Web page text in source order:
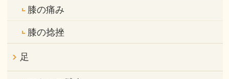
膝の痛み
膝の捻挫
足